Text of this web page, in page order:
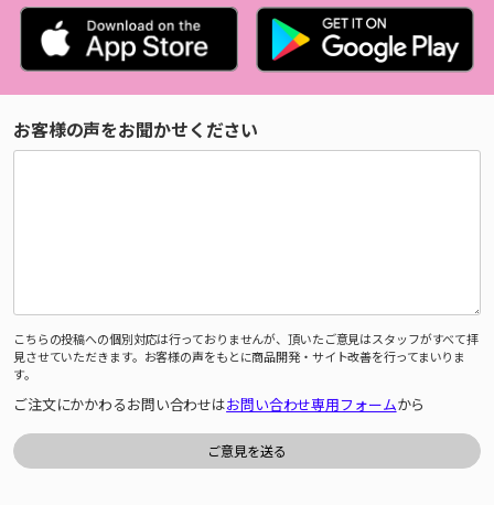
お客様の声をお聞かせください
こちらの投稿への個別対応は行っておりませんが、頂いたご意見はスタッフがすべて拝
見させていただきます。お客様の声をもとに商品開発・サイト改善を行ってまいりま
す。
ご注文にかかわるお問い合わせはお問い合わせ専用フォームから